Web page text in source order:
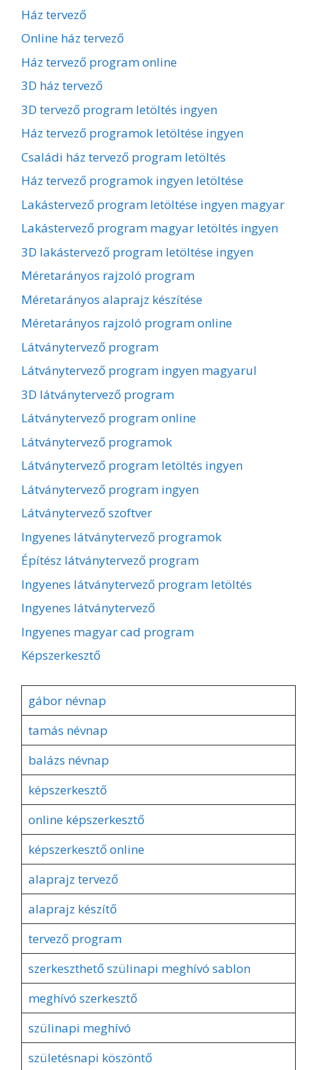
Ház tervező
Online ház tervező
Ház tervező program online
3D ház tervező
3D tervező program letöltés ingyen
Ház tervező programok letöltése ingyen
Családi ház tervező program letöltés
Ház tervező programok ingyen letöltése
Lakástervező program letöltése ingyen magyar
Lakástervező program magyar letöltés ingyen
3D lakástervező program letöltése ingyen
Méretarányos rajzoló program
Méretarányos alaprajz készítése
Méretarányos rajzoló program online
Látványtervező program
Látványtervező program ingyen magyarul
3D látványtervező program
Látványtervező program online
Látványtervező programok
Látványtervező program letöltés ingyen
Látványtervező program ingyen
Látványtervező szoftver
Ingyenes látványtervező programok
Építész látványtervező program
Ingyenes látványtervező program letöltés
Ingyenes látványtervező
Ingyenes magyar cad program
Képszerkesztő
gábor névnap
tamás névnap
balázs névnap
képszerkesztő
online képszerkesztő
képszerkesztő online
alaprajz tervező
alaprajz készítő
tervező program
szerkeszthető szülinapi meghívó sablon
meghívó szerkesztő
szülinapi meghívó
születésnapi köszöntő